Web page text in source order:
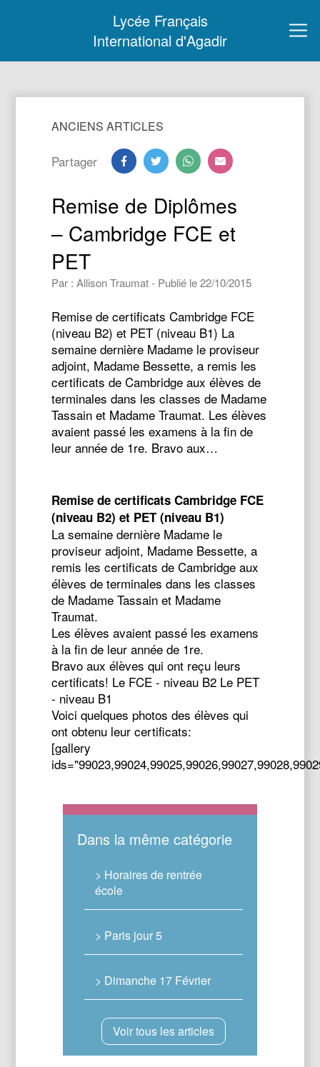
Lycée Français
International d'Agadir
ANCIENS ARTICLES
Partager
Remise de Diplômes
– Cambridge FCE et
PET
Par : Allison Traumat - Publié le 22/10/2015
Remise de certificats Cambridge FCE
(niveau B2) et PET (niveau B1) La
semaine dernière Madame le proviseur
adjoint, Madame Bessette, a remis les
certificats de Cambridge aux élèves de
terminales dans les classes de Madame
Tassain et Madame Traumat. Les élèves
avaient passé les examens à la fin de
leur année de 1re. Bravo aux…
Remise de certificats Cambridge FCE
(niveau B2) et PET (niveau B1)
La semaine dernière Madame le
proviseur adjoint, Madame Bessette, a
remis les certificats de Cambridge aux
élèves de terminales dans les classes
de Madame Tassain et Madame
Traumat.
Les élèves avaient passé les examens
à la fin de leur année de 1re.
Bravo aux élèves qui ont reçu leurs
certificats! Le FCE - niveau B2 Le PET
- niveau B1
Voici quelques photos des élèves qui
ont obtenu leur certificats:
[gallery
Dans la même catégorie
> Horaires de rentrée
école
> Paris jour 5
> Dimanche 17 Février
Voir tous les articles